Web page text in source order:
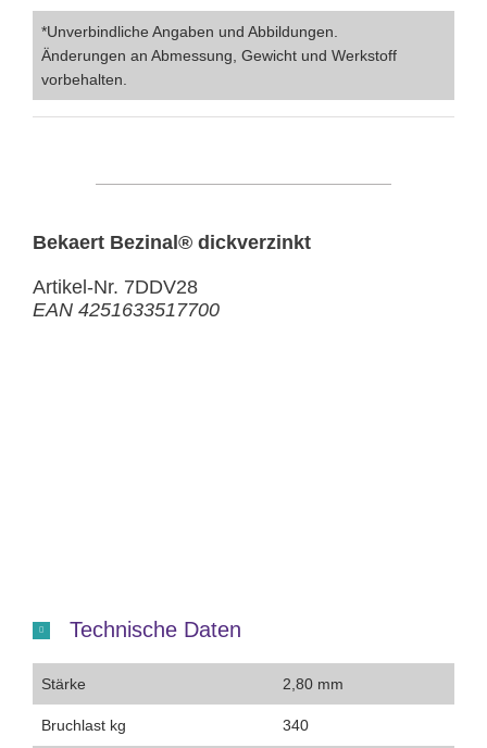
*Unverbindliche Angaben und Abbildungen.
Änderungen an Abmessung, Gewicht und Werkstoff
vorbehalten.
Bekaert Bezinal® dickverzinkt
Artikel-Nr. 7DDV28
EAN 4251633517700
Technische Daten
Stärke 2,80 mm
Bruchlast kg 340